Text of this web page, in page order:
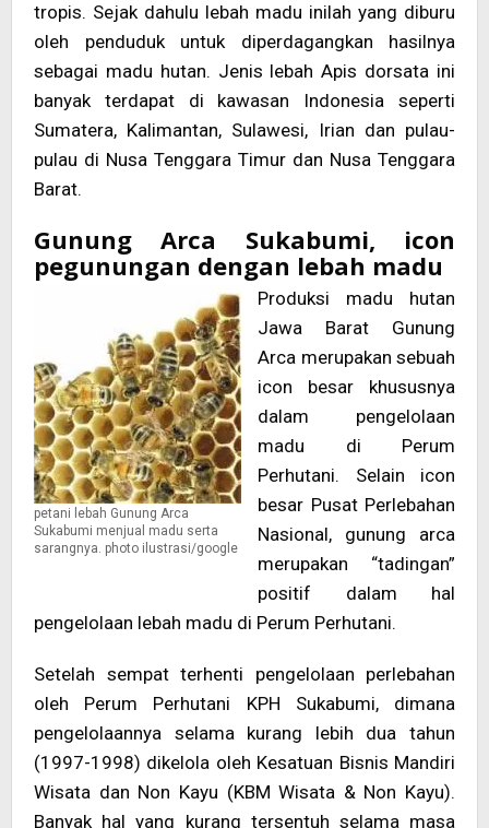
tropis. Sejak dahulu lebah madu inilah yang diburu
oleh penduduk untuk diperdagangkan hasilnya
sebagai madu hutan. Jenis lebah Apis dorsata ini
banyak terdapat di kawasan Indonesia seperti
Sumatera, Kalimantan, Sulawesi, Irian dan pulau-
pulau di Nusa Tenggara Timur dan Nusa Tenggara
Barat.
Gunung Arca Sukabumi, icon
pegunungan dengan lebah madu
petani lebah Gunung Arca
Sukabumi menjual madu serta
sarangnya. photo ilustrasi/google
Produksi madu hutan
Jawa Barat Gunung
Arca merupakan sebuah
icon besar khususnya
dalam pengelolaan
madu di Perum
Perhutani. Selain icon
besar Pusat Perlebahan
Nasional, gunung arca
merupakan “tadingan”
positif dalam hal
pengelolaan lebah madu di Perum Perhutani.
Setelah sempat terhenti pengelolaan perlebahan
oleh Perum Perhutani KPH Sukabumi, dimana
pengelolaannya selama kurang lebih dua tahun
(1997-1998) dikelola oleh Kesatuan Bisnis Mandiri
Wisata dan Non Kayu (KBM Wisata & Non Kayu).
Banyak hal yang kurang tersentuh selama masa